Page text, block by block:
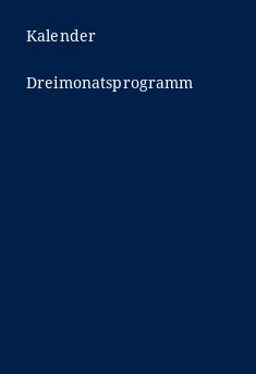
Kalender
Dreimonatsprogramm